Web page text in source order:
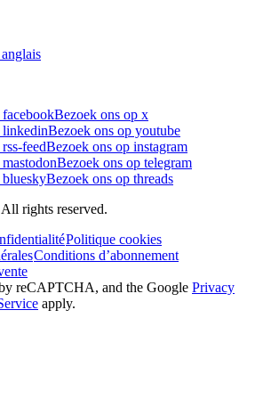
Bezoek ons op x
linkedinBezoek ons op youtube
feedBezoek ons op instagram
Bezoek ons op telegram
Bezoek ons op threads
rights reserved.
Politique cookies
Conditions d’abonnement
reCAPTCHA, and the Google Privacy
apply.